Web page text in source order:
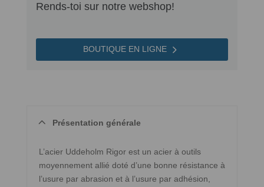
Rends-toi sur notre webshop!
BOUTIQUE EN LIGNE
Présentation générale
L’acier Uddeholm Rigor est un acier à outils
moyennement allié doté d’une bonne résistance à
l’usure par abrasion et à l’usure par adhésion,